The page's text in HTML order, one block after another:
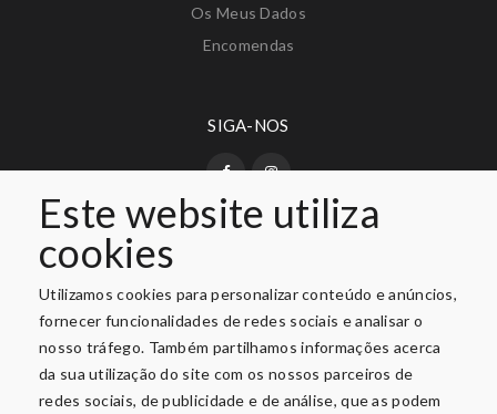
Este website utiliza
cookies
Utilizamos cookies para personalizar conteúdo e anúncios,
fornecer funcionalidades de redes sociais e analisar o
nosso tráfego. Também partilhamos informações acerca
da sua utilização do site com os nossos parceiros de
redes sociais, de publicidade e de análise, que as podem
Os Meus Dados
Encomendas
SIGA-NOS
PAGAMENTO SEGURO